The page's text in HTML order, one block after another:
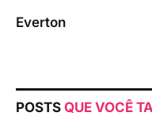
Everton
POSTS QUE VOCÊ